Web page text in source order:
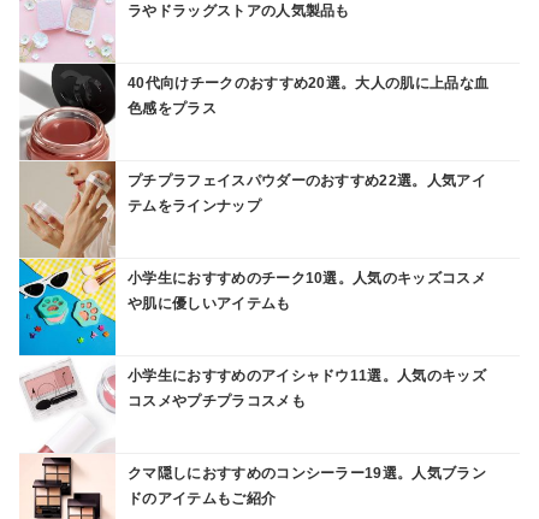
ラやドラッグストアの人気製品も
40代向けチークのおすすめ20選。大人の肌に上品な血
色感をプラス
プチプラフェイスパウダーのおすすめ22選。人気アイ
テムをラインナップ
小学生におすすめのチーク10選。人気のキッズコスメ
や肌に優しいアイテムも
小学生におすすめのアイシャドウ11選。人気のキッズ
コスメやプチプラコスメも
クマ隠しにおすすめのコンシーラー19選。人気ブラン
ドのアイテムもご紹介